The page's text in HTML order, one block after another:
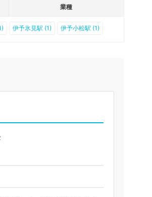
業種
伊予氷見駅 (1) 伊予小松駅 (1)